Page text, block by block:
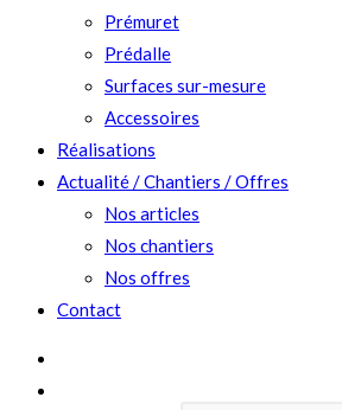
Prémuret
Prédalle
Surfaces sur-mesure
Accessoires
Réalisations
Actualité / Chantiers / Offres
Nos articles
Nos chantiers
Nos offres
Contact